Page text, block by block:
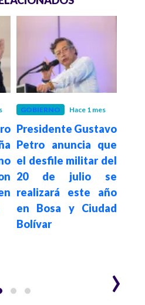
GOBIERNO Hace 1 mes
Presidente Gustavo
Petro anuncia que
el desfile militar del
20 de julio se
realizará este año
en Bosa y Ciudad
Bolívar
›